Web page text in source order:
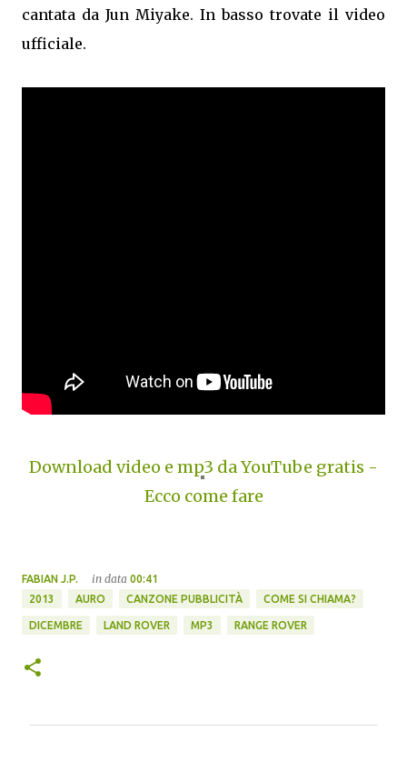
cantata da Jun Miyake. In basso trovate il video
ufficiale.
Download video e mp3 da YouTube gratis -
Ecco come fare
FABIAN J.P. in data 00:41
2013
AURO CANZONE PUBBLICITÀ COME SI CHIAMA?
DICEMBRE LAND ROVER MP3 RANGE ROVER